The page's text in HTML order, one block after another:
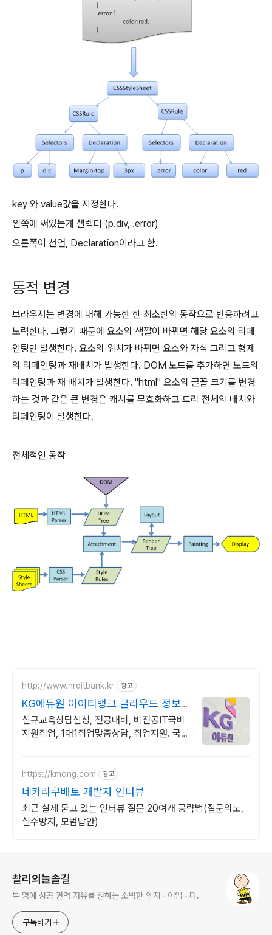
key 와 value값을 지정한다.
왼쪽에 써있는게 셀렉터 (p.div, .error)
오른쪽이 선언, Declaration이라고 함.
동적 변경
브라우저는 변경에 대해 가능한 한 최소한의 동작으로 반응하려고
노력한다. 그렇기 때문에 요소의 색깔이 바뀌면 해당 요소의 리페
인팅만 발생한다. 요소의 위치가 바뀌면 요소와 자식 그리고 형제
의 리페인팅과 재배치가 발생한다. DOM 노드를 추가하면 노드의
리페인팅과 재 배치가 발생한다. "html" 요소의 글꼴 크기를 변경
하는 것과 같은 큰 변경은 캐시를 무효화하고 트리 전체의 배치와
리페인팅이 발생한다.
전체적인 동작
http://www.hrditbank.kr 광고
KG에듀원 아이티뱅크 클라우드 정보
보안 취업반
신규교육상담신청, 전공대비, 비전공IT국비
지원취업, 1대1취업맞춤상담, 취업지원. 국비
https://kmong.com 광고
네카라쿠배토 개발자 인터뷰
최근 실제 묻고 있는 인터뷰 질문 20여개 공략법(질문의도,
실수방지, 모범답안)
촬리의늘솔길
부 명예 성공 권력 자유를 원하는 소박한 엔지니어입니다.
구독하기